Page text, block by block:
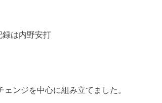
録は内野安打
ンジを中心に組み立てました。